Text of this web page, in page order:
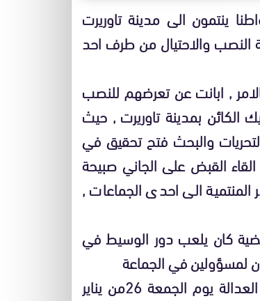
ينتمون الى مدينة تاوريرت
النصب والاحتيال من طرف احد
, ابانت عن تعرضهم للنصب
الكائن بمدينة تاوريرت , حيث
من التحريات والبحث فتح تحقيق في
القبض على الجاني صبيحة
المنتمية الى احدى الجماعات ,
كان يلعب دور الوسيط في
لمسؤولين في الجماعة
التي ينتمي اليها , وذلك كضمان , ولقد احيل الضنينان على العدالة يوم الجمعة 26من يناير